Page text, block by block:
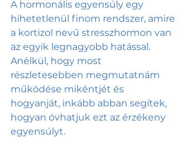
A hormonális egyensúly egy
hihetetlenül finom rendszer, amire
a kortizol nevű stresszhormon van
az egyik legnagyobb hatással.
Anélkül, hogy most
részletesebben megmutatnám
működése mikéntjét és
hogyanját, inkább abban segítek,
hogyan óvhatjuk ezt az érzékeny
egyensúlyt.